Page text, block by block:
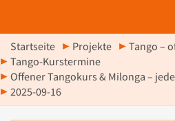
Startseite Projekte
Tango –
Tango-Kurstermine
Offener Tangokurs & Milonga –
2025-09-16